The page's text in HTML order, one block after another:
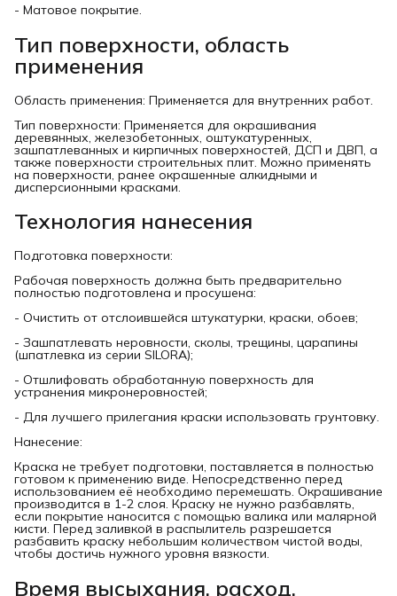
- Матовое покрытие.
Тип поверхности, область
применения
Область применения: Применяется для внутренних работ.
Тип поверхности: Применяется для окрашивания
деревянных, железобетонных, оштукатуренных,
зашпатлеванных и кирпичных поверхностей, ДСП и ДВП, а
также поверхности строительных плит. Можно применять
на поверхности, ранее окрашенные алкидными и
дисперсионными красками.
Технология нанесения
Подготовка поверхности:
Рабочая поверхность должна быть предварительно
полностью подготовлена и просушена:
- Очистить от отслоившейся штукатурки, краски, обоев;
- Зашпатлевать неровности, сколы, трещины, царапины
(шпатлевка из серии SILORA);
- Отшлифовать обработанную поверхность для
устранения микронеровностей;
- Для лучшего прилегания краски использовать грунтовку.
Нанесение:
Краска не требует подготовки, поставляется в полностью
готовом к применению виде. Непосредственно перед
использованием её необходимо перемешать. Окрашивание
производится в 1-2 слоя. Краску не нужно разбавлять,
если покрытие наносится с помощью валика или малярной
кисти. Перед заливкой в распылитель разрешается
разбавить краску небольшим количеством чистой воды,
чтобы достичь нужного уровня вязкости.
Время высыхания, расход,